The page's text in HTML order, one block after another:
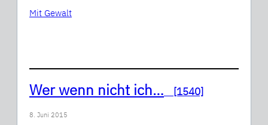
Mit Gewalt
Wer wenn nicht ich… [1540]
8. Juni 2015